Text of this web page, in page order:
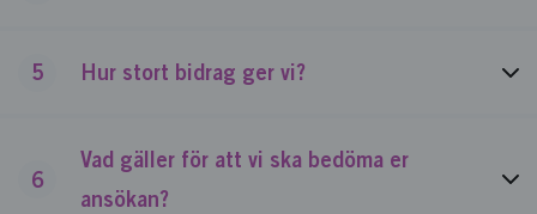
5 Hur stort bidrag ger vi?
6
Vad gäller för att vi ska bedöma er
ansökan?